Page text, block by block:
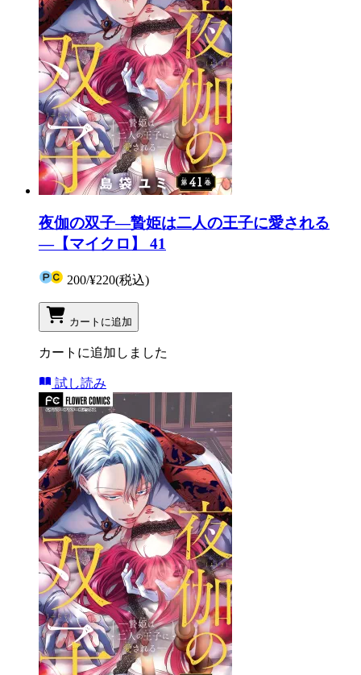
夜伽の双子―贄姫は二人の王子に愛される
―【マイクロ】 41
200/¥220(税込)
カートに追加
カートに追加しました
試し読み